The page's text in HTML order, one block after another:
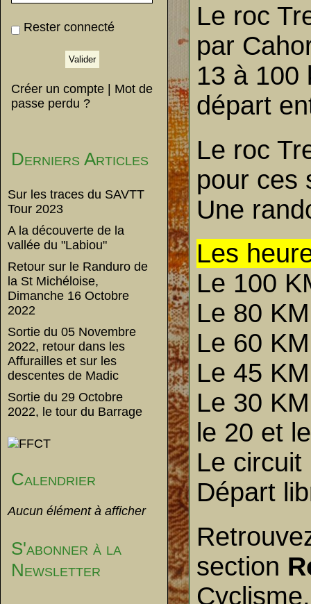
Rester connecté
Créer un compte
Mot de
passe perdu ?
Derniers Articles
Sur les traces du SAVTT
Tour 2023
A la découverte de la
vallée du "Labiou"
Retour sur le Randuro de
la St Michéloise,
Dimanche 16 Octobre
2022
Sortie du 05 Novembre
2022, retour dans les
Affurailles et sur les
descentes de Madic
Sortie du 29 Octobre
2022, le tour du Barrage
Calendrier
Aucun élément à afficher
S'abonner à la
Newsletter
Le roc
par
13 à 100
départ
Le roc
pour ces
Une
Les
Le 100
Le 80
Le 60
Le 45
Le 30
le 20 et
Le
Départ
section
Cyclisme.